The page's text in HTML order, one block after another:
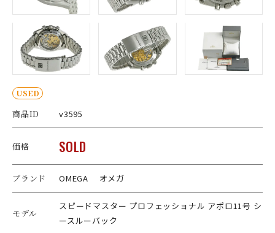
USED
商品ID v3595
価格 SOLD
ブランド OMEGA オメガ
モデル
スピードマスター プロフェッショナル アポロ11号 シ
ースルーバック